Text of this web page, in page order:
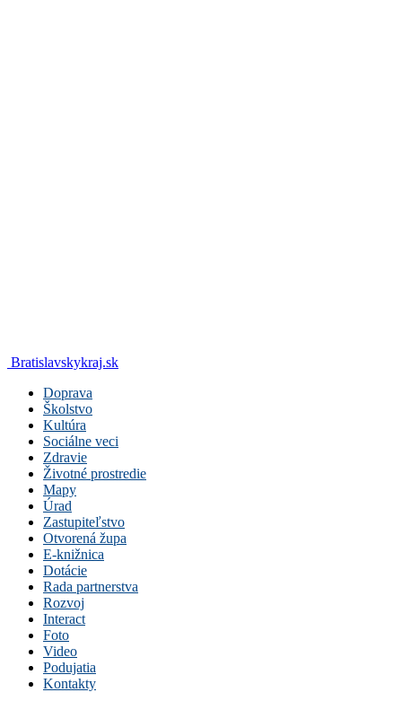
Bratislavskykraj.sk
Doprava
Školstvo
Kultúra
Sociálne veci
Zdravie
Životné prostredie
Mapy
Úrad
Zastupiteľstvo
Otvorená župa
E-knižnica
Dotácie
Rada partnerstva
Rozvoj
Interact
Foto
Video
Podujatia
Kontakty